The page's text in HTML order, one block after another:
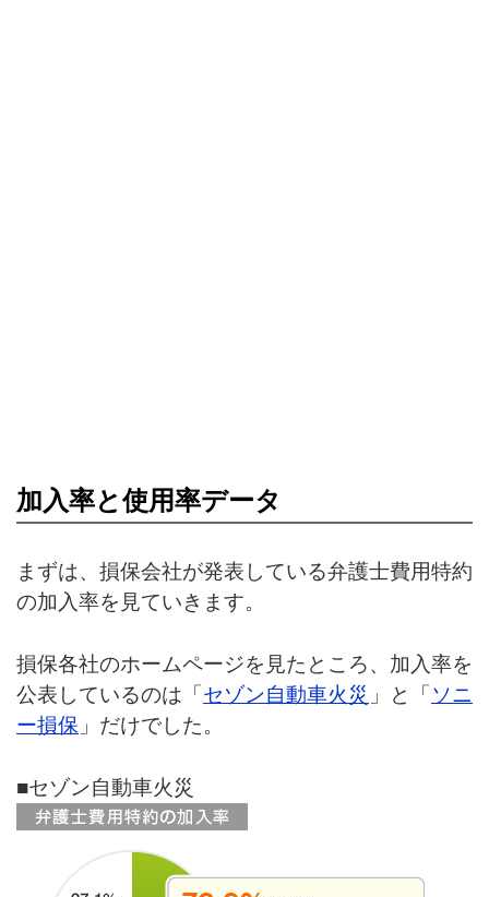
加入率と使用率データ
まずは、損保会社が発表している弁護士費用特約
の加入率を見ていきます。
損保各社のホームページを見たところ、加入率を
公表しているのは「 セゾン自動車火災 」と「 ソニ
ー損保 」だけでした。
■セゾン自動車火災